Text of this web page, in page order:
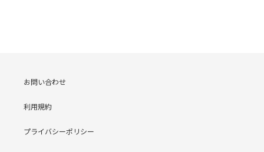
お問い合わせ
利用規約
プライバシーポリシー